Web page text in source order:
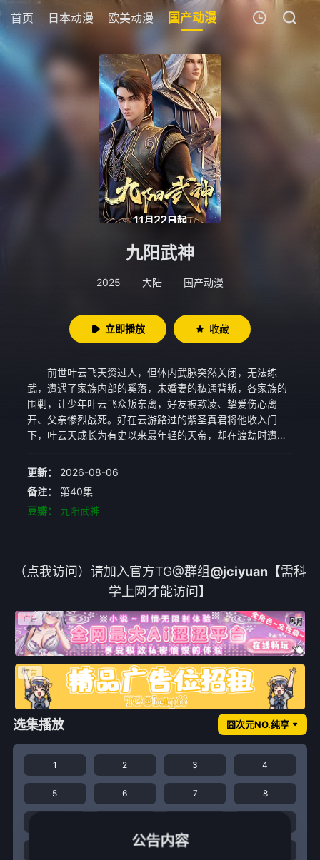
首页 日本动漫 欧美动漫 国产动漫 剧场版 追剧周
我的观影记录
暂无观看影片的记录
九阳武神
2025 大陆 国产动漫
立即播放 收藏
前世叶云飞天资过人，但体内武脉突然关闭，无法练
武，遭遇了家族内部的奚落，未婚妻的私通背叛，各家族的
围剿，让少年叶云飞众叛亲离，好友被欺凌、挚爱伤心离
开、父亲惨烈战死。好在云游路过的紫圣真君将他收入门
下，叶云天成长为有史以来最年轻的天帝，却在渡劫时遭遇
年时代。 再次遇到旧日的亲人、好友、恋人，面对熟悉
之魂，让前生记忆得以完好保存。内有名位之争，外有家族
矿脉荣辱之责，举目帝国天骄聚集，四大宗派各为其势，天
未几，外来侵略者铁蹄来犯，叶云飞率众奋起反抗，保卫家
园生生不息。 为了追求更高层次的武道之路，叶云飞离
石、釜底抽薪，这一世必是神挡弑神，佛挡杀佛，横戈跃
马，不负少年。
更新：
2026-08-06
备注：
第40集
豆瓣：
九阳武神
（点我访问）请加入官方TG@群组@jciyuan 【需科
学上网才能访问】
选集播放 囧次元NO.纯享
1 2 3 4
5 6 7 8
公告内容